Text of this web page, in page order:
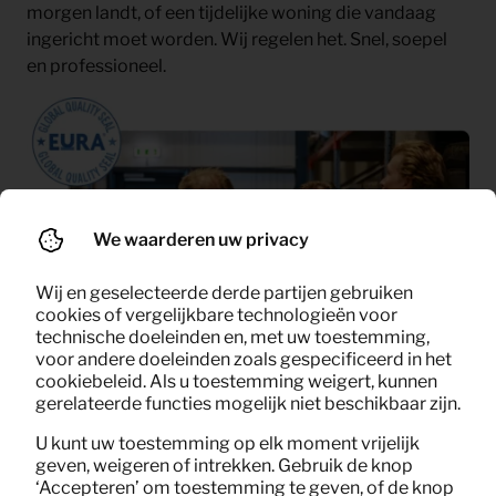
morgen landt, of een tijdelijke woning die vandaag
ingericht moet worden. Wij regelen het. Snel, soepel
en professioneel.
Certificeringen in de praktijk
We waarderen uw privacy
Wij en geselecteerde derde partijen gebruiken
cookies of vergelijkbare technologieën voor
technische doeleinden en, met uw toestemming,
voor andere doeleinden zoals gespecificeerd in het
cookiebeleid. Als u toestemming weigert, kunnen
gerelateerde functies mogelijk niet beschikbaar zijn.
U kunt uw toestemming op elk moment vrijelijk
geven, weigeren of intrekken. Gebruik de knop
‘Accepteren’ om toestemming te geven, of de knop